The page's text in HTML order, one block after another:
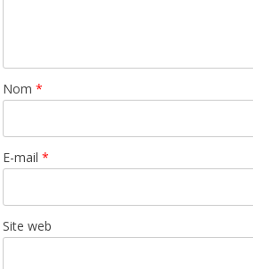
Nom *
E-mail *
Site web